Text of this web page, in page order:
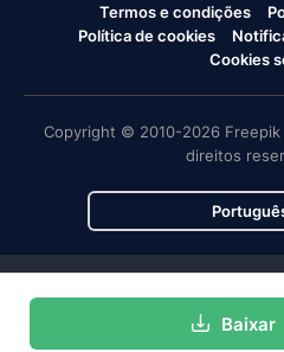
Baixar
Termos e condições
Política de cookies
Cookies
Copyright © 2010-2026 Freepik
direitos
Magnific